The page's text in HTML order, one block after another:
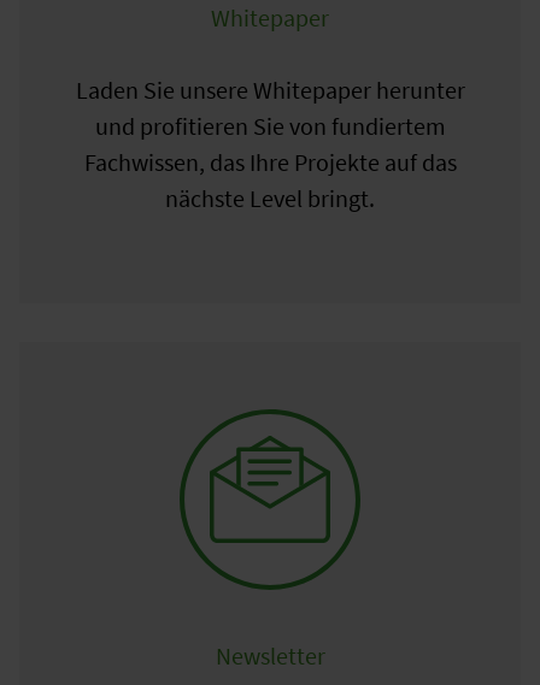
Whitepaper
Laden Sie unsere Whitepaper herunter
und profitieren Sie von fundiertem
Fachwissen, das Ihre Projekte auf das
nächste Level bringt.
Newsletter